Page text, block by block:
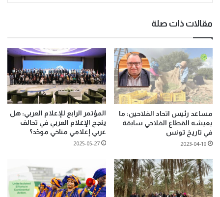
مقالات ذات صلة
مساعد رئيس اتحاد الفلاحين: ما
يعيشه القطاع الفلاحي سابقة
في تاريخ تونس
2023-04-19
المؤتمر الرابع للإعلام العربي: هل
ينجح الإعلام العربي في تحالف
عربي إعلامي مناخي موحّد؟
2025-05-27